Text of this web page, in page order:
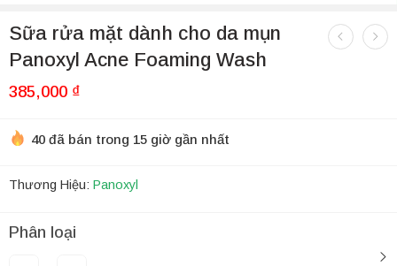
Sữa rửa mặt dành cho da mụn
Panoxyl Acne Foaming Wash
385,000 ₫
40 đã bán trong 15 giờ gần nhất
Thương Hiệu: Panoxyl
Phân loại